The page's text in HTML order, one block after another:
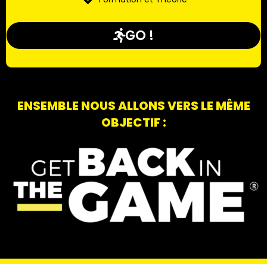
GO !
ENSEMBLE NOUS ALLONS VERS LE MÊME
OBJECTIF :